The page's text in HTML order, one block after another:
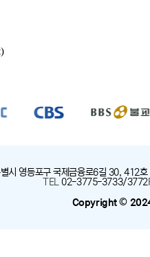
시 영등포구 국제금융로6길 30, 412호
TEL
:02-3775-3733/3772
Copyright © 2024